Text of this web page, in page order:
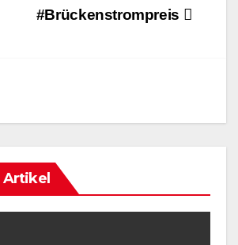
e
#Brückenstrompreis